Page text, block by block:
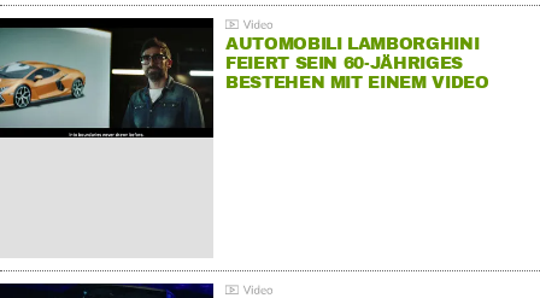
AUTOMOBILI LAMBORGHINI
FEIERT SEIN 60-JÄHRIGES
BESTEHEN MIT EINEM VIDEO